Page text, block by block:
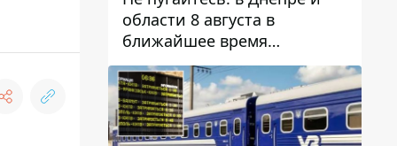
области 8 августа в
ближайшее время
ожидается гроза